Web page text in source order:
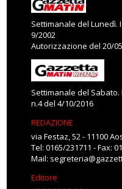
Settimanale del Lunedì.
9/2002
Autorizzazione del 20/
Settimanale del
n.4 del 4/10/2016
REDAZIONE
via Festaz, 52 - 11100
Tel: 0165/231711 - Fax:
Mail:
Editore